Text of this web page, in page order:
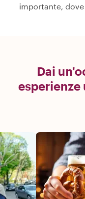
importante, dove
Dai
esperienze